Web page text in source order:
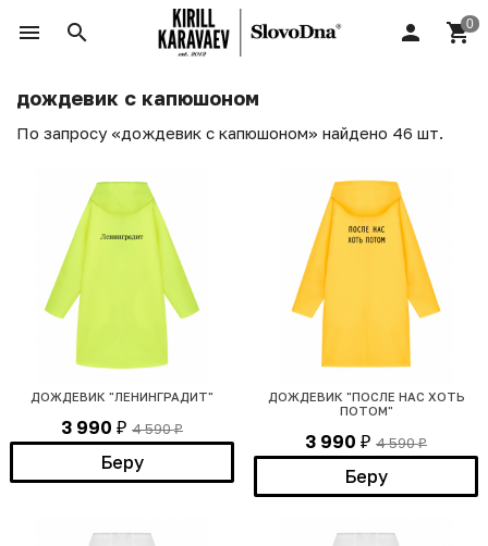
дождевик с капюшоном
По запросу «дождевик с капюшоном» найдено 46 шт.
ДОЖДЕВИК "ЛЕНИНГРАДИТ"
3 990 ₽ 4 590₽
Беру
ДОЖДЕВИК "ПОСЛЕ НАС ХОТЬ
ПОТОМ"
3 990 ₽ 4 590₽
Беру